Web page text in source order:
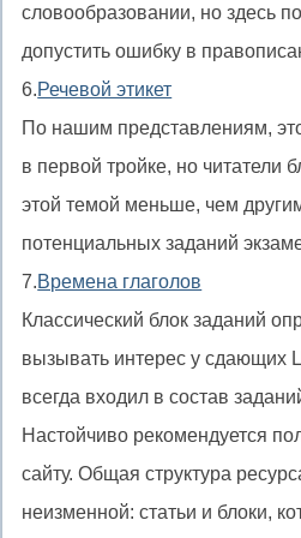
словообразовании, но здесь
допустить ошибку в
6.Речевой этикет
По нашим представлениям,
в первой тройке, но читатели
этой темой меньше, чем
потенциальных заданий
7.Времена глаголов
Классический блок заданий
вызывать интерес у сдающих
всегда входил в состав
Настойчиво рекомендуется
сайту. Общая структура
неизменной: статьи и блоки,